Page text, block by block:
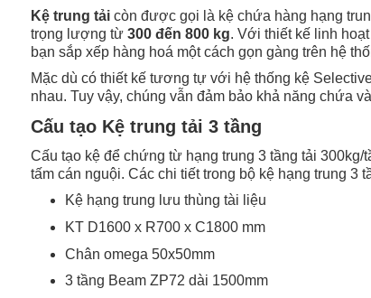
Kệ trung tải còn được gọi là kệ chứa hàng hạng
trọng lượng từ 300 đến 800 kg. Với thiết kế linh
bạn sắp xếp hàng hoá một cách gọn gàng trên hệ
Mặc dù có thiết kế tương tự với hệ thống kệ
nhau. Tuy vậy, chúng vẫn đảm bảo khả năng chứa
Cấu tạo Kệ trung tải 3 tầng
Cấu tạo kệ để chứng từ hạng trung 3 tầng tải
tấm cán nguội. Các chi tiết trong bộ kệ hạng trung 3
Kệ hạng trung lưu thùng tài liệu
KT D1600 x R700 x C1800 mm
Chân omega 50x50mm
3 tầng Beam ZP72 dài 1500mm